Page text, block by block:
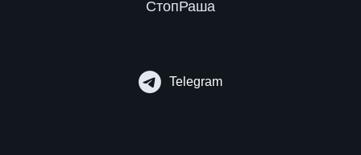
СтопРаша
Telegram